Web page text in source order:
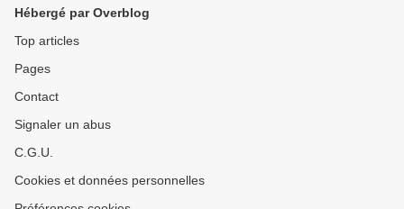
Hébergé par Overblog
Top articles
Pages
Contact
Signaler un abus
C.G.U.
Cookies et données personnelles